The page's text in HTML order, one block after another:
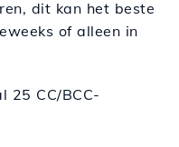
dit kan het beste
of alleen in
25 CC/BCC-